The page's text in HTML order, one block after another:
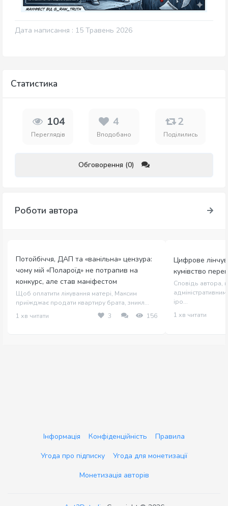
Дата написання : 15 Травень 2026
Статистика
104
Переглядів
4
Вподобано
2
Поділились
Обговорення (0)
Роботи автора
Потойбіччя, ДАП та «ванільна» цензура:
чому мій «Полароїд» не потрапив на
конкурс, але став маніфестом
Щоб оплатити лікування матері, Максим
приїжджає продати квартиру брата, зникл...
1 хв читати
3 156
Цифрове
кумівство
Сповідь автора,
іро...
1 хв читати
Інформація Конфіденційність
Правила
Угода про підписку
Угода для монетизації
Монетизація авторів